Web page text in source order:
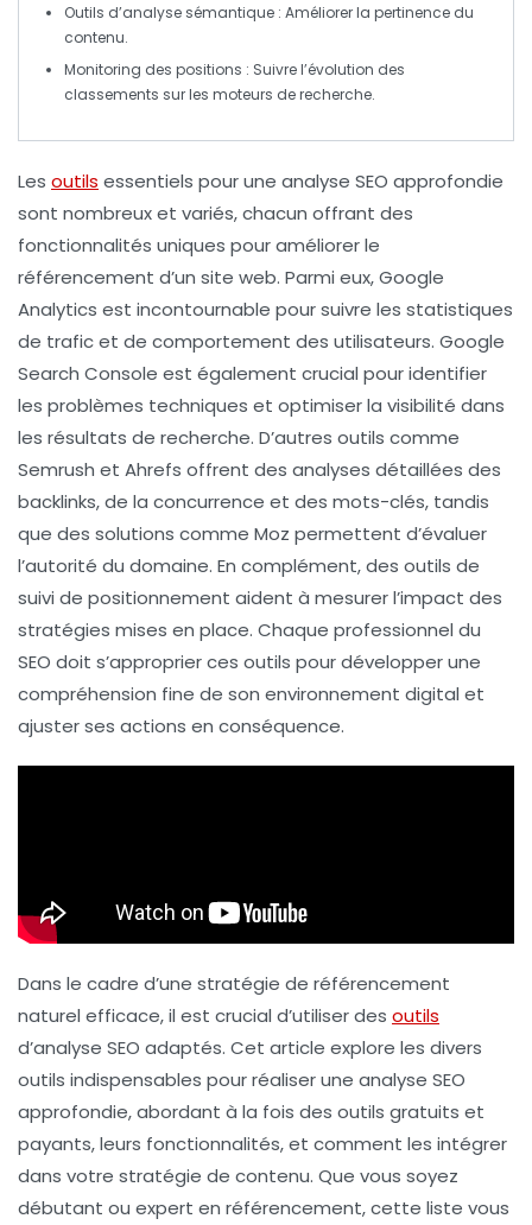
Outils d’analyse sémantique : Améliorer la pertinence du
contenu.
Monitoring des positions : Suivre l’évolution des
classements sur les moteurs de recherche.
Les outils essentiels pour une analyse SEO approfondie
sont nombreux et variés, chacun offrant des
fonctionnalités uniques pour améliorer le
référencement d’un site web. Parmi eux,Google
Analytics est incontournable pour suivre les statistiques
de trafic et de comportement des utilisateurs. Google
Search Console est également crucial pour identifier
les problèmes techniques et optimiser la visibilité dans
les résultats de recherche. D’autres outils comme
Semrush et Ahrefs offrent des analyses détaillées des
backlinks, de la concurrence et des mots-clés, tandis
que des solutions comme Moz permettent d’évaluer
l’autorité du domaine. En complément, des outils de
suivi de positionnement aident à mesurer l’impact des
stratégies mises en place. Chaque professionnel du
SEO doit s’approprier ces outils pour développer une
compréhension fine de son environnement digital et
ajuster ses actions en conséquence.
Dans le cadre d’une stratégie de référencement
naturel efficace, il est crucial d’utiliser des outils
d’analyse SEO adaptés. Cet article explore les divers
outils indispensables pour réaliser une analyse SEO
approfondie, abordant à la fois des outils gratuits et
payants, leurs fonctionnalités, et comment les intégrer
dans votre stratégie de contenu. Que vous soyez
débutant ou expert en référencement, cette liste vous